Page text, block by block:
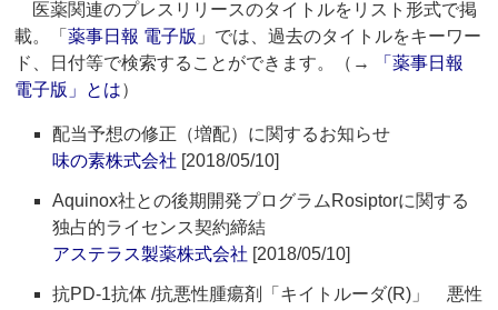
医薬関連のプレスリリースのタイトルをリスト形式で掲
載。「薬事日報 電子版 」では、過去のタイトルをキーワー
ド、日付等で検索することができます。（→
「薬事日報
電子版」とは）
配当予想の修正（増配）に関するお知らせ
味の素株式会社 [2018/05/10]
Aquinox社との後期開発プログラムRosiptorに関する
独占的ライセンス契約締結
アステラス製薬株式会社 [2018/05/10]
抗PD-1抗体 /抗悪性腫瘍剤「キイトルーダ(R)」 悪性